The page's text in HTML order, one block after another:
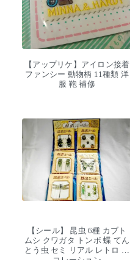
【アップリケ】アイロン接着
ファンシー 動物柄 11種類 洋
服 鞄 補修
【シール】 昆虫 6種 カブト
ムシ クワガタ トンボ 蝶 てん
とう虫 セミ リアル レトロ デ
コレーション